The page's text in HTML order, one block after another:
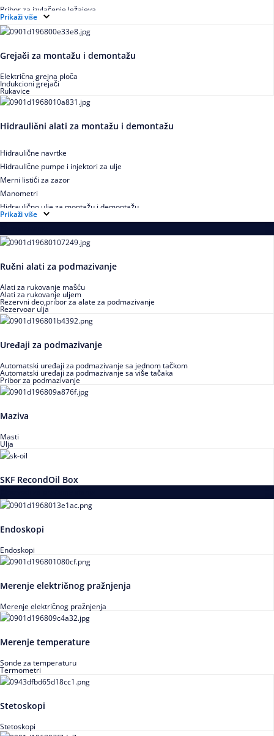
Pribor za izvlačenje ležajeva
Prikaži više
Grejači za montažu i demontažu
Električna grejna ploča
Indukcioni grejači
Rukavice
Hidraulični alati za montažu i demontažu
Hidraulične navrtke
Hidraulične pumpe i injektori za ulje
Merni listići za zazor
Manometri
Hidraulično ulje za montažu i demontažu
Prikaži više
Ručni alati za podmazivanje
Alati za rukovanje mašću
Alati za rukovanje uljem
Rezervni deo,pribor za alate za podmazivanje
Rezervoar ulja
Uređaji za podmazivanje
Automatski uređaji za podmazivanje sa jednom tačkom
Automatski uređaji za podmazivanje sa više tačaka
Pribor za podmazivanje
Maziva
Masti
Ulja
SKF RecondOil Box
Endoskopi
Endoskopi
Merenje električnog pražnjenja
Merenje električnog pražnjenja
Merenje temperature
Sonde za temperaturu
Termometri
Stetoskopi
Stetoskopi